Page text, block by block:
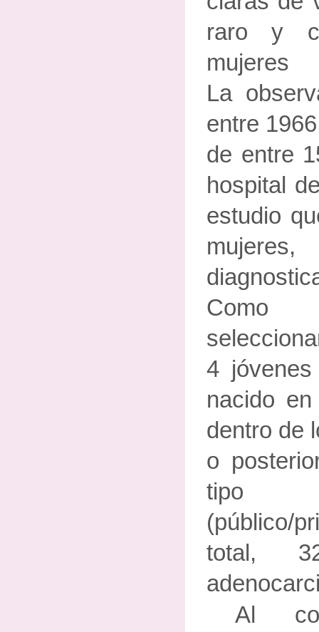
raro y
mujeres
La
entre
de entre
hospital
estudio
Como
4
nacido
dentro de
o
tipo
(público/
total,
Al